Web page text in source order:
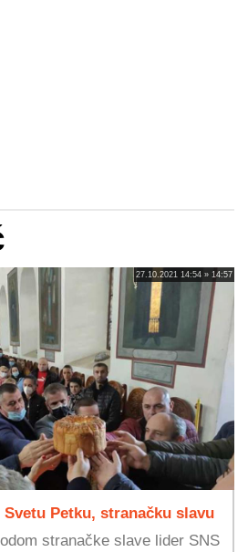
27.10.2021 14:54 » 14:57
Svetu Petku, stranačku slavu
stranačke slave lider SNS